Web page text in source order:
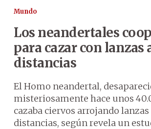
Mundo
Los neandertales
para cazar con lanzas
distancias
El Homo neandertal,
misteriosamente hace unos
cazaba ciervos arrojando lanzas
distancias, según revela un